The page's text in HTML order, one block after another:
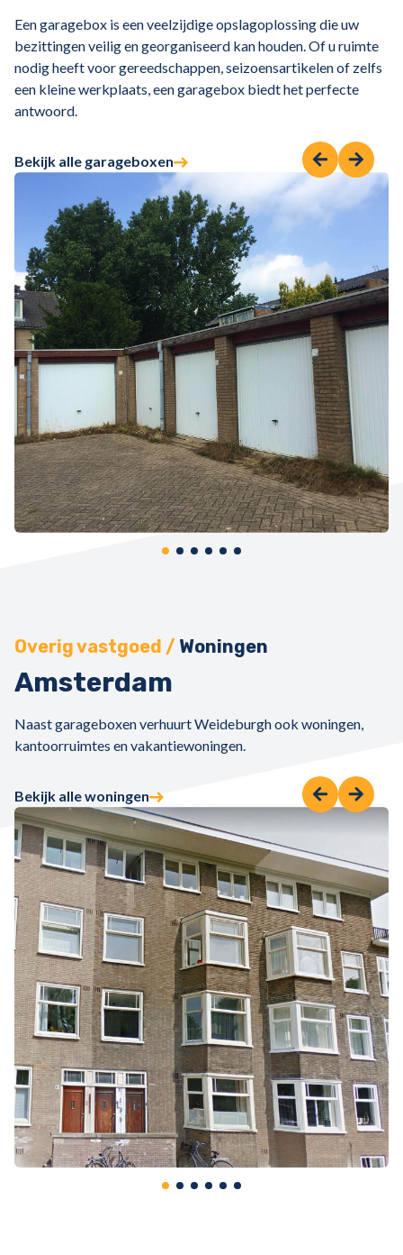
Een garagebox is een veelzijdige opslagoplossing die uw
bezittingen veilig en georganiseerd kan houden. Of u ruimte
nodig heeft voor gereedschappen, seizoensartikelen of zelfs
een kleine werkplaats, een garagebox biedt het perfecte
antwoord.
Bekijk alle garageboxen
Overig vastgoed / Woningen
Amsterdam
Naast garageboxen verhuurt Weideburgh ook woningen,
kantoorruimtes en vakantiewoningen.
Bekijk alle woningen